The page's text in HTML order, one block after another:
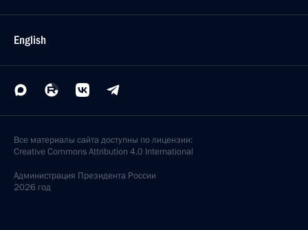
English
Все материалы сайта доступны по лицензии:
Creative Commons Attribution 4.0 International
Администрация Президента России
2026 год